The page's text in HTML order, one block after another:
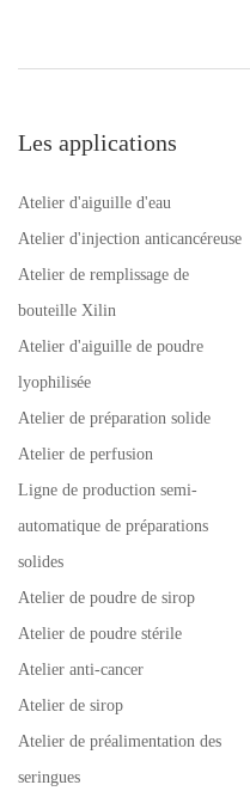
Les applications
Atelier d'aiguille d'eau
Atelier d'injection anticancéreuse
Atelier de remplissage de
bouteille Xilin
Atelier d'aiguille de poudre
lyophilisée
Atelier de préparation solide
Atelier de perfusion
Ligne de production semi-
automatique de préparations
solides
Atelier de poudre de sirop
Atelier de poudre stérile
Atelier anti-cancer
Atelier de sirop
Atelier de préalimentation des
seringues